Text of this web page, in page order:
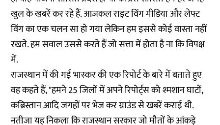
खुल के खबरें कर रहे हैं. आजकल राइट विंग मीडिया और लेफ्ट
विंग का एक चलन सा हो गया लेकिन हम इससे कोई वास्ता नहीं
रखते. हम सवाल उससे करते हैं जो सत्ता में होता है ना कि विपक्ष
में.
राजस्थान में की गई भास्कर की एक रिपोर्ट के बारे में बताते हुए
वह कहते हैं, "हमने 25 जिलों में अपने रिपोर्ट्स को श्मशान घाटों,
कब्रिस्तान आदि जगहों पर भेज कर ग्राउंड से खबरें कराई थी.
नतीजा यह निकला कि राजस्थान सरकार जो मौतों के आंकड़े